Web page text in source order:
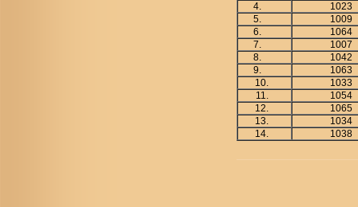
4.
1023
5.
1009
6.
1064
7.
1007
8.
1042
9.
1063
10.
1033
11.
1054
12.
1065
13.
1034
14.
1038